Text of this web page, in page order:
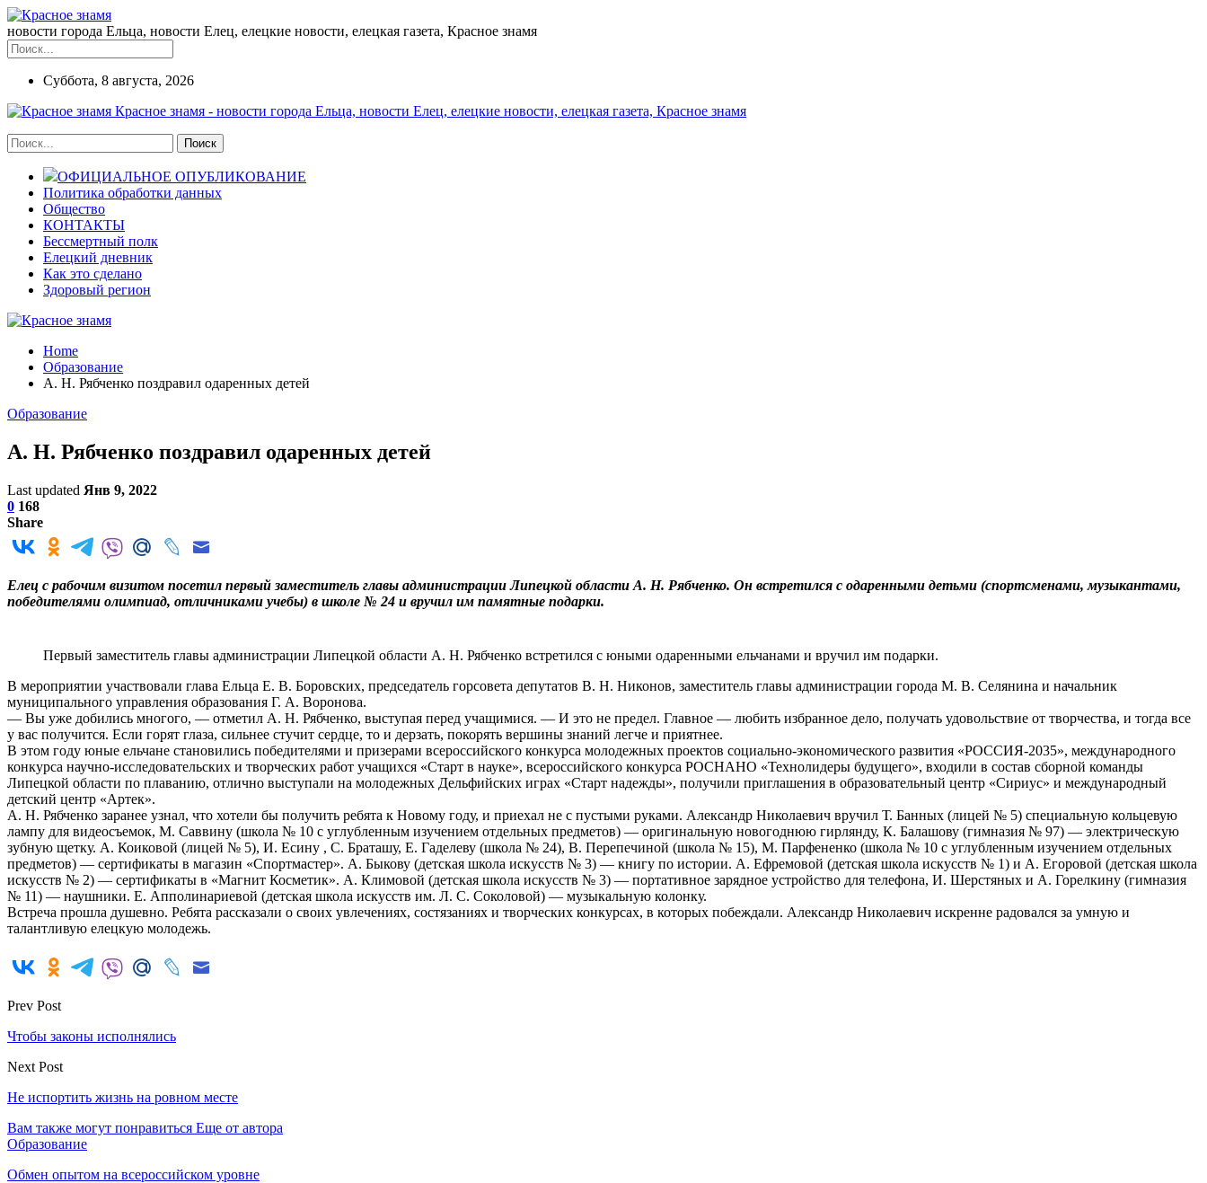
новости города Ельца, новости Елец, елецкие новости, елецкая газета, Красное знамя
Суббота, 8 августа, 2026
Красное знамя - новости города Ельца, новости Елец, елецкие новости, елецкая газета, Красное знамя
ОФИЦИАЛЬНОЕ ОПУБЛИКОВАНИЕ
Политика обработки данных
Общество
КОНТАКТЫ
Бессмертный полк
Елецкий дневник
Как это сделано
Здоровый регион
Home
Образование
А. Н. Рябченко поздравил одаренных детей
Образование
А. Н. Рябченко поздравил одаренных детей
Last updated Янв 9, 2022
0 168
Share
Елец с рабочим визитом посетил первый заместитель главы администрации Липецкой области А. Н. Рябченко. Он встретился с одаренными детьми (спортсменами, музыкантами,
победителями олимпиад, отличниками учебы) в школе № 24 и вручил им памятные подарки.
Первый заместитель главы администрации Липецкой области А. Н. Рябченко встретился с юными одаренными ельчанами и вручил им подарки.
В мероприятии участвовали глава Ельца Е. В. Боровских, председатель горсовета депутатов В. Н. Никонов, заместитель главы администрации города М. В. Селянина и начальник
муниципального управления образования Г. А. Воронова.
— Вы уже добились многого, — отметил А. Н. Рябченко, выступая перед учащимися. — И это не предел. Главное — любить избранное дело, получать удовольствие от творчества, и тогда все
у вас получится. Если горят глаза, сильнее стучит сердце, то и дерзать, покорять вершины знаний легче и приятнее.
В этом году юные ельчане становились победителями и призерами всероссийского конкурса молодежных проектов социально-экономического развития «РОССИЯ-2035», международного
конкурса научно-исследовательских и творческих работ учащихся «Старт в науке», всероссийского конкурса РОСНАНО «Технолидеры будущего», входили в состав сборной команды
Липецкой области по плаванию, отлично выступали на молодежных Дельфийских играх «Старт надежды», получили приглашения в образовательный центр «Сириус» и международный
детский центр «Артек».
А. Н. Рябченко заранее узнал, что хотели бы получить ребята к Новому году, и приехал не с пустыми руками. Александр Николаевич вручил Т. Банных (лицей № 5) специальную кольцевую
лампу для видеосъемок, М. Саввину (школа № 10 с углубленным изучением отдельных предметов) — оригинальную новогоднюю гирлянду, К. Балашову (гимназия № 97) — электрическую
зубную щетку. А. Коиковой (лицей № 5), И. Есину , С. Браташу, Е. Гаделеву (школа № 24), В. Перепечиной (школа № 15), М. Парфененко (школа № 10 с углубленным изучением отдельных
предметов) — сертификаты в магазин «Спортмастер». А. Быкову (детская школа искусств № 3) — книгу по истории. А. Ефремовой (детская школа искусств № 1) и А. Егоровой (детская школа
искусств № 2) — сертификаты в «Магнит Косметик». А. Климовой (детская школа искусств № 3) — портативное зарядное устройство для телефона, И. Шерстяных и А. Горелкину (гимназия
№ 11) — наушники. Е. Апполинариевой (детская школа искусств им. Л. С. Соколовой) — музыкальную колонку.
Встреча прошла душевно. Ребята рассказали о своих увлечениях, состязаниях и творческих конкурсах, в которых побеждали. Александр Николаевич искренне радовался за умную и
талантливую елецкую молодежь.
Prev Post
Чтобы законы исполнялись
Next Post
Не испортить жизнь на ровном месте
Вам также могут понравиться Еще от автора
Образование
Обмен опытом на всероссийском уровне